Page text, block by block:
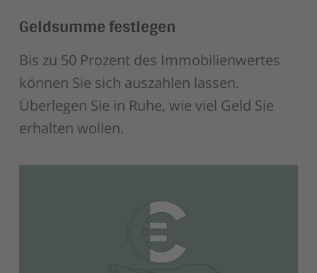
Geldsumme festlegen
Bis zu 50 Prozent des Immobilienwertes
können Sie sich auszahlen lassen.
Überlegen Sie in Ruhe, wie viel Geld Sie
erhalten wollen.